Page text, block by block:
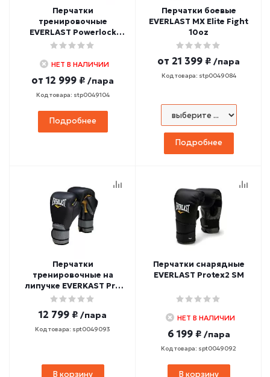
Перчатки
тренировочные
EVERLAST Powerlock
(сине-зеленый)
НЕТ В НАЛИЧИИ
от 12 999 ₽ /пара
Код товара: stp0049104
Подробнее
Перчатки боевые
EVERLAST MX Elite Fight
10oz
от 21 399 ₽ /пара
Код товара: stp0049084
Подробнее
Перчатки
тренировочные на
липучке EVERKAST Pro
Leather Strap 10oz
12 799 ₽ /пара
Код товара: spt0049093
В корзину
Перчатки снарядные
EVERLAST Protex2 SM
НЕТ В НАЛИЧИИ
6 199 ₽ /пара
Код товара: spt0049092
В корзину